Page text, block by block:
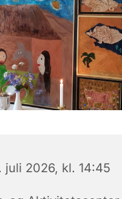
juli 2026, kl. 14:45